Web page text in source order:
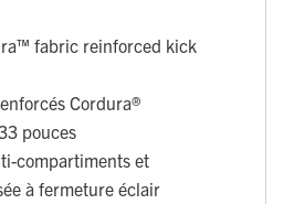
fabric reinforced kick
Cordura®
pouces
compartiments et
à fermeture éclair